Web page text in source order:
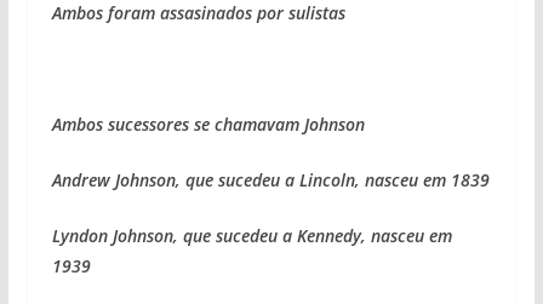
Ambos foram assasinados por sulistas
Ambos sucessores se chamavam Johnson
Andrew Johnson, que sucedeu a Lincoln, nasceu em 1839
Lyndon Johnson, que sucedeu a Kennedy, nasceu em
1939